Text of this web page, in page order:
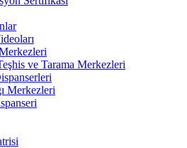
ve Tarama Merkezleri
Merkezleri